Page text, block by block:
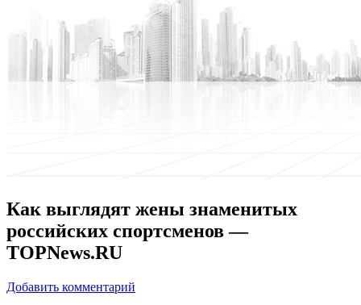
Как выглядят жены знаменитых
российских спортсменов —
TOPNews.RU
Добавить комментарий